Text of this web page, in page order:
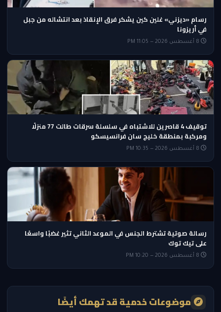
رسام «ديزني» غلين كين يشكر فرق الإنقاذ بعد انتشاله من جبل
في أريزونا
توقيف 4 قاصرين للاشتباه في سلسلة سرقات طالت 77 منزلًا
ومركبة بمنطقة خليج سان فرانسيسكو
رسالة صوتية تشترط الجنس في الموعد الثاني تثير غضبًا واسعًا
على تيك توك
موضوعات خدمية قد تهمك أيضًا